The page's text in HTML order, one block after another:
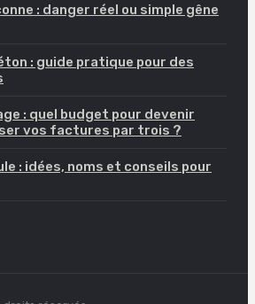
: danger réel ou simple gêne
: guide pratique pour des
: quel budget pour devenir
vos factures par trois ?
: idées, noms et conseils pour